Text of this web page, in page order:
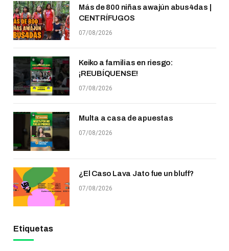
Más de 800 niñas awajún abus4das |
CENTRÍFUGOS
07/08/2026
Keiko a familias en riesgo:
¡REUBÍQUENSE!
07/08/2026
Multa a casa de apuestas
07/08/2026
¿El Caso Lava Jato fue un bluff?
07/08/2026
Etiquetas